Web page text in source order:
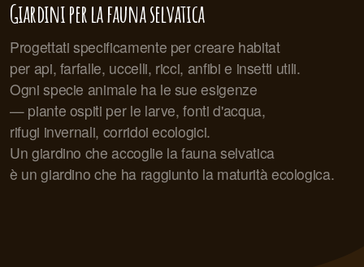
Giardini per la fauna selvatica
Progettati specificamente per creare habitat
per api, farfalle, uccelli, ricci, anfibi e insetti utili.
Ogni specie animale ha le sue esigenze
— piante ospiti per le larve, fonti d'acqua,
rifugi invernali, corridoi ecologici.
Un giardino che accoglie la fauna selvatica
è un giardino che ha raggiunto la maturità ecologica.